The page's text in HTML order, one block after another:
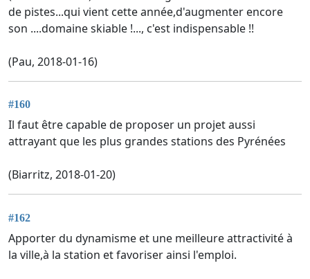
de pistes...qui vient cette année,d'augmenter encore
son ....domaine skiable !..., c'est indispensable !!
(Pau, 2018-01-16)
#160
Il faut être capable de proposer un projet aussi
attrayant que les plus grandes stations des Pyrénées
(Biarritz, 2018-01-20)
#162
Apporter du dynamisme et une meilleure attractivité à
la ville,à la station et favoriser ainsi l'emploi.